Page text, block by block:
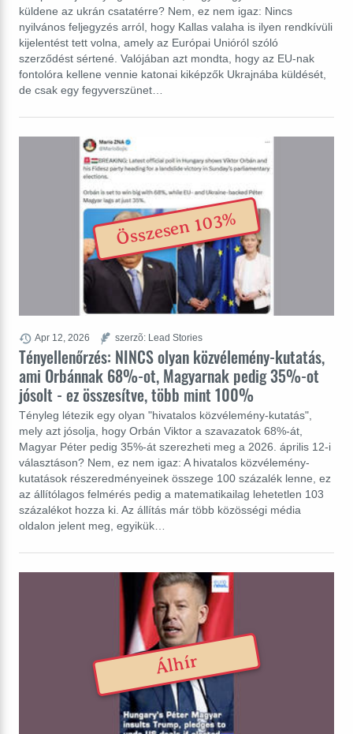
küldene az ukrán csatatérre? Nem, ez nem igaz: Nincs
nyilvános feljegyzés arról, hogy Kallas valaha is ilyen rendkívüli
kijelentést tett volna, amely az Európai Unióról szóló
szerződést sértené. Valójában azt mondta, hogy az EU-nak
fontolóra kellene vennie katonai kiképzők Ukrajnába küldését,
de csak egy fegyverszünet…
Tényellenőrzés: NINCS olyan közvélemény-kutatás,
ami Orbánnak 68%-ot, Magyarnak pedig 35%-ot
jósolt - ez összesítve, több mint 100%
Tényleg létezik egy olyan "hivatalos közvélemény-kutatás",
mely azt jósolja, hogy Orbán Viktor a szavazatok 68%-át,
Magyar Péter pedig 35%-át szerezheti meg a 2026. április 12-i
választáson? Nem, ez nem igaz: A hivatalos közvélemény-
kutatások részeredményeinek összege 100 százalék lenne, ez
az állítólagos felmérés pedig a matematikailag lehetetlen 103
százalékot hozza ki. Az állítás már több közösségi média
oldalon jelent meg, egyikük…
Apr 12, 2026 szerzõ: Lead Stories
Összesen 103%
Álhír